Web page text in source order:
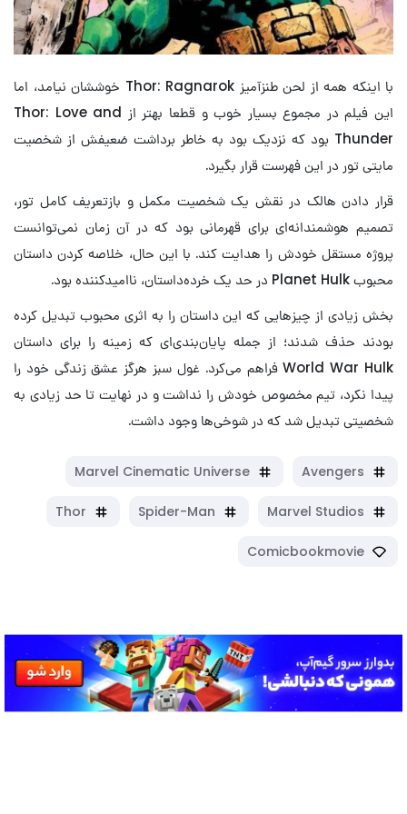
با اینکه همه از لحن طنزآمیز Thor: Ragnarok خوششان نیامد، اما
این فیلم در مجموع بسیار خوب و قطعا بهتر از Thor: Love and
Thunder بود که نزدیک بود به خاطر برداشت ضعیفش از شخصیت
مایتی تور در این فهرست قرار بگیرد.
قرار دادن هالک در نقش یک شخصیت مکمل و بازتعریف کامل تور،
تصمیم هوشمندانه‌ای برای قهرمانی بود که در آن زمان نمی‌توانست
پروژه مستقل خودش را هدایت کند. با این حال، خلاصه کردن داستان
محبوب Planet Hulk در حد یک خرده‌داستان، ناامیدکننده بود.
بخش زیادی از چیزهایی که این داستان را به اثری محبوب تبدیل کرده
بودند حذف شدند؛ از جمله پایان‌بندی‌ای که زمینه را برای داستان
World War Hulk فراهم می‌کرد. غول سبز هرگز عشق زندگی خود را
پیدا نکرد، تیم مخصوص خودش را نداشت و در نهایت تا حد زیادی به
شخصیتی تبدیل شد که در شوخی‌ها وجود داشت.
Avengers
Marvel Cinematic Universe
Marvel Studios
Spider-Man
Thor
Comicbookmovie